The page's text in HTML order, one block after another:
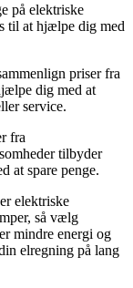
på elektriske
til at hjælpe dig med
priser fra
dig med at
service.
fra
tilbyder
at spare penge.
elektriske
så vælg
mindre energi og
elregning på lang